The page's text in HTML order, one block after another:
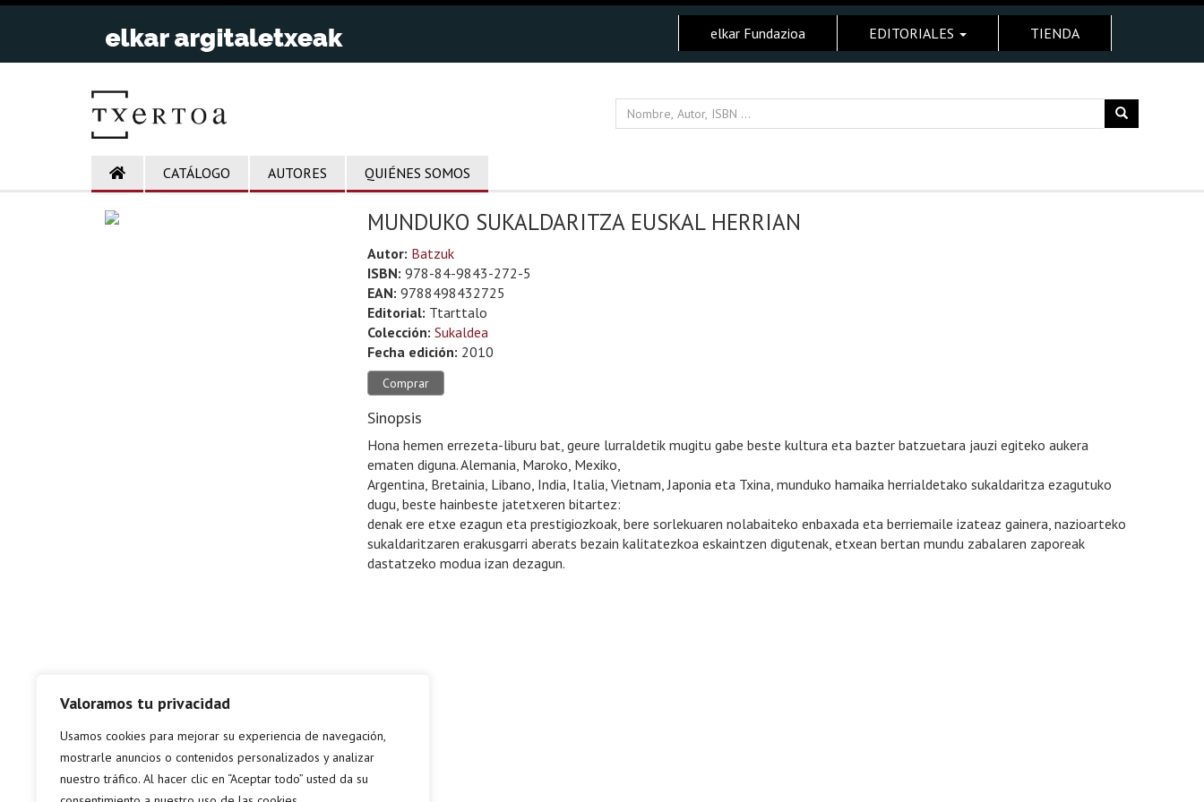
Valoramos tu privacidad
Usamos cookies para mejorar su experiencia de navegación,
mostrarle anuncios o contenidos personalizados y analizar
nuestro tráfico. Al hacer clic en “Aceptar todo” usted da su
elkar Fundazioa EDITORIALES TIENDA
CATÁLOGO AUTORES QUIÉNES SOMOS
MUNDUKO SUKALDARITZA EUSKAL HERRIAN
Autor: Batzuk
ISBN: 978-84-9843-272-5
EAN: 9788498432725
Editorial: Ttarttalo
Colección: Sukaldea
Fecha edición: 2010
Comprar
Sinopsis
Hona hemen errezeta-liburu bat, geure lurraldetik mugitu gabe beste kultura eta bazter batzuetara jauzi egiteko aukera
ematen diguna. Alemania, Maroko, Mexiko,
Argentina, Bretainia, Libano, India, Italia, Vietnam, Japonia eta Txina, munduko hamaika herrialdetako sukaldaritza ezagutuko
dugu, beste hainbeste jatetxeren bitartez:
denak ere etxe ezagun eta prestigiozkoak, bere sorlekuaren nolabaiteko enbaxada eta berriemaile izateaz gainera, nazioarteko
sukaldaritzaren erakusgarri aberats bezain kalitatezkoa eskaintzen digutenak, etxean bertan mundu zabalaren zaporeak
dastatzeko modua izan dezagun.